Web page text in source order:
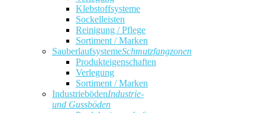
Klebstoffsysteme
Sockelleisten
Reinigung / Pflege
Sortiment / Marken
SauberlaufsystemeSchmutzfangzonen
Produkteigenschaften
Verlegung
Sortiment / Marken
IndustriebödenIndustrie-
und Gussböden